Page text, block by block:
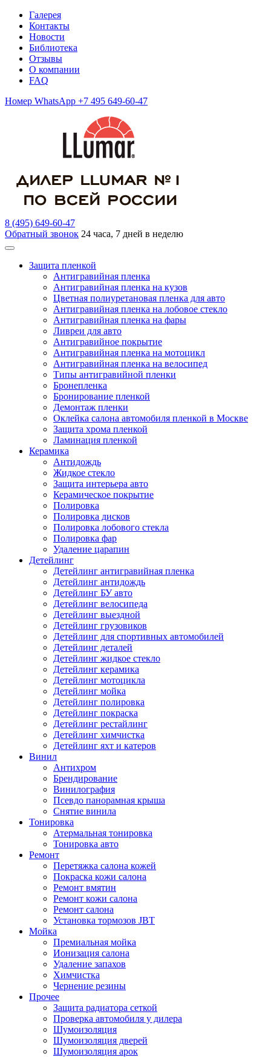
Галерея
Контакты
Новости
Библиотека
Отзывы
О компании
FAQ
Номер WhatsApp +7 495 649-60-47
8 (495) 649-60-47
Обратный звонок 24 часа, 7 дней в неделю
Защита пленкой
Антигравийная пленка
Антигравийная пленка на кузов
Цветная полиуретановая пленка для авто
Антигравийная пленка на лобовое стекло
Антигравийная пленка на фары
Ливреи для авто
Антигравийное покрытие
Антигравийная пленка на мотоцикл
Антигравийная пленка на велосипед
Типы антигравийной пленки
Бронепленка
Бронирование пленкой
Демонтаж пленки
Оклейка салона автомобиля пленкой в Москве
Защита хрома пленкой
Ламинация пленкой
Керамика
Антидождь
Жидкое стекло
Защита интерьера авто
Керамическое покрытие
Полировка
Полировка дисков
Полировка лобового стекла
Полировка фар
Удаление царапин
Детейлинг
Детейлинг антигравийная пленка
Детейлинг антидождь
Детейлинг БУ авто
Детейлинг велосипеда
Детейлинг выездной
Детейлинг грузовиков
Детейлинг для спортивных автомобилей
Детейлинг деталей
Детейлинг жидкое стекло
Детейлинг керамика
Детейлинг мотоцикла
Детейлинг мойка
Детейлинг полировка
Детейлинг покраска
Детейлинг рестайлинг
Детейлинг химчистка
Детейлинг яхт и катеров
Винил
Антихром
Брендирование
Винилография
Псевдо панорамная крыша
Снятие винила
Тонировка
Атермальная тонировка
Тонировка авто
Ремонт
Перетяжка салона кожей
Покраска кожи салона
Ремонт вмятин
Ремонт кожи салона
Ремонт салона
Установка тормозов JBT
Мойка
Премиальная мойка
Ионизация салона
Удаление запахов
Химчистка
Чернение резины
Прочее
Защита радиатора сеткой
Проверка автомобиля у дилера
Шумоизоляция
Шумоизоляция дверей
Шумоизоляция арок